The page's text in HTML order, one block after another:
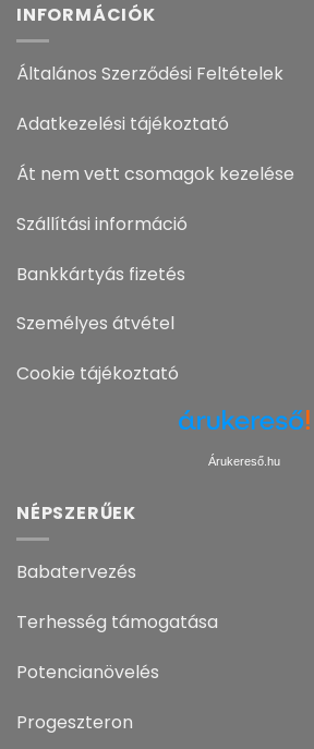
INFORMÁCIÓK
Általános Szerződési Feltételek
Adatkezelési tájékoztató
Át nem vett csomagok kezelése
Szállítási információ
Bankkártyás fizetés
Személyes átvétel
Cookie tájékoztató
Árukereső.hu
NÉPSZERŰEK
Babatervezés
Terhesség támogatása
Potencianövelés
Progeszteron